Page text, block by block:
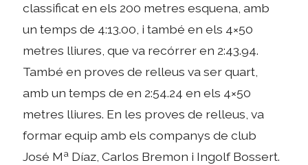
classificat en els 200 metres esquena, amb
un temps de 4:13.00, i també en els 4×50
metres lliures, que va recórrer en 2:43.94.
També en proves de relleus va ser quart,
amb un temps de en 2:54.24 en els 4×50
metres lliures. En les proves de relleus, va
formar equip amb els companys de club
José Mª Díaz, Carlos Bremon i Ingolf Bossert.